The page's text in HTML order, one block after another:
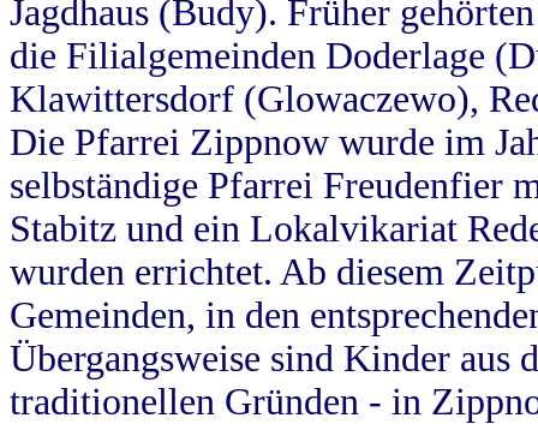
Jagdhaus (Budy). Früher
die Filialgemeinden Doderlage
Klawittersdorf (Glowaczewo),
Die Pfarrei Zippnow wurde im
selbständige Pfarrei Freudenfier
Stabitz und ein Lokalvikariat
wurden errichtet. Ab diesem
Gemeinden, in den
Übergangsweise sind Kinder aus
traditionellen Gründen - in